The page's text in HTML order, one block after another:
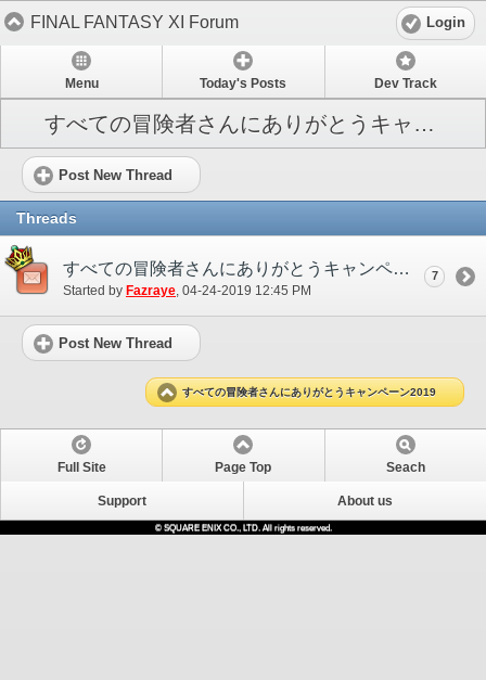
FINAL FANTASY XI Forum Login
Menu Today's Posts Dev Track
すべての冒険者さんにありがとうキャンペーン2019
Post New Thread
Threads
すべての冒険者さんにありがとうキャンペーン 2019
Started by Fazraye‎, 04-24-2019 12:45 PM
7
Post New Thread
すべての冒険者さんにありがとうキャンペーン2019
Full Site Page Top Seach
Support About us
© SQUARE ENIX CO., LTD. All rights reserved.